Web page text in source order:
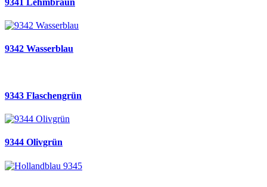
9342 Wasserblau
9343 Flaschengrün
9344 Olivgrün